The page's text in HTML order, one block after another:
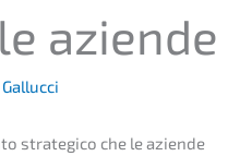
aziende
strate­gi­co che le azien­de